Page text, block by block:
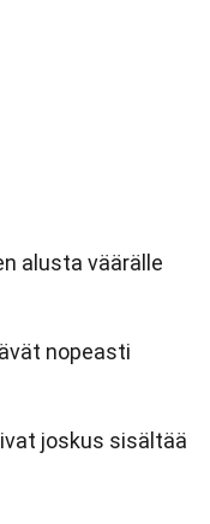
alusta väärälle
nopeasti
joskus sisältää